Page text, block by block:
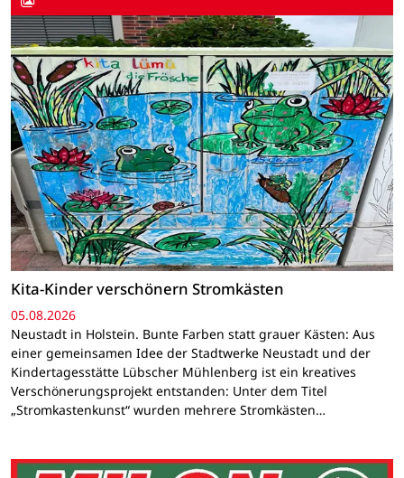
Kita-Kinder verschönern Stromkästen
05.08.2026
Neustadt in Holstein. Bunte Farben statt grauer Kästen: Aus
einer gemeinsamen Idee der Stadtwerke Neustadt und der
Kindertagesstätte Lübscher Mühlenberg ist ein kreatives
Verschönerungsprojekt entstanden: Unter dem Titel
„Stromkastenkunst“ wurden mehrere Stromkästen…